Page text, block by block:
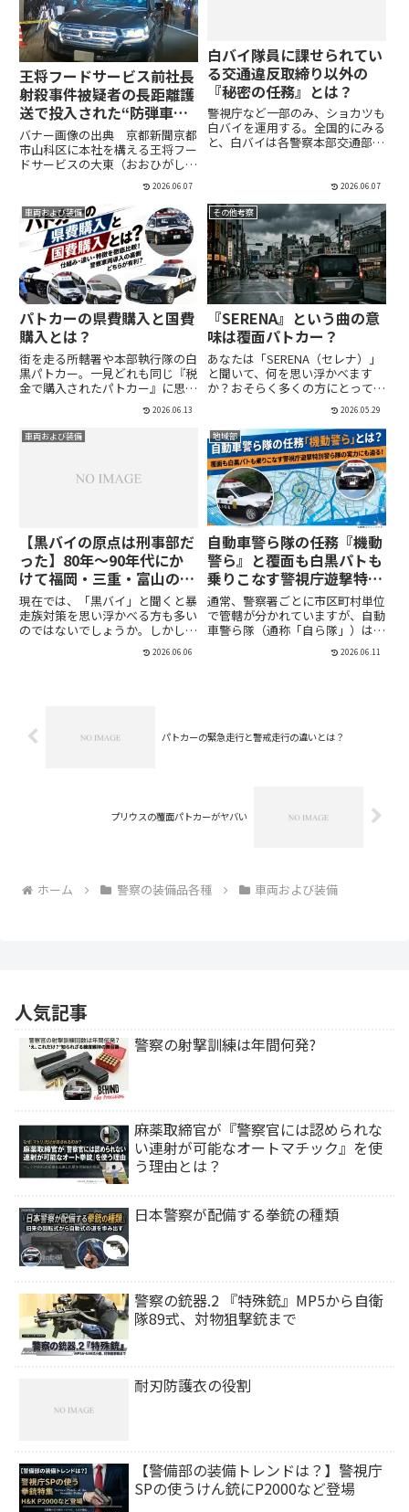
王将フードサービス前社長
射殺事件被疑者の長距離護
送で投入された“防弾車
両”こと「小型遊撃車」と
は
バナー画像の出典 京都新聞京都
市山科区に本社を構える王将フー
ドサービスの大東（おおひがし）
2013年12月19日に射殺された事
件──。その捜査に、2022年10
月28日、大きな進展がありまし
た。京都府警と福岡県...
2026.06.07
白バイ隊員に課せられてい
る交通違反取締り以外の
『秘密の任務』とは？
警視庁など一部のみ、ショカツも
白バイを運用する。全国的にみる
と、白バイは各警察本部交通部の
各所轄署交通課においても白バイ
が配備され、交通取り締まりに従
事しており、このような運用は
全...
2026.06.07
車両および装備
パトカーの県費購入と国費
購入とは？
街を走る所轄署や本部執行隊の白
黒パトカー。一見どれも同じ『税
金で購入されたパトカー』に思い
には大まかに分けて、国（警察
庁）が一括購入して各都道府県警
に配分する"国費"、それに各都道
2026.06.13
その他考察
『SERENA』という曲の意
味は覆面パトカー？
あなたは「SERENA（セレナ）」
と聞いて、何を思い浮かべます
か？おそらく多くの方にとって、
ではないでしょうか。では、この
曲のタイトルに「SERENA」とつ
けたアーティストの意図は、セレ
ナに乗って出かける幸せな...
2026.05.29
車両および装備
【黒バイの原点は刑事部だ
った】80年〜90年代にか
けて福岡・三重・富山の各
県警で先行導入された事実
が明らかに
現在では、「黒バイ」と聞くと暴
走族対策を思い浮かべる方も多い
のではないでしょうか。しかし、
と、実は交通取締りよりも、ひっ
2026.06.06
地域部
自動車警ら隊の任務『機動
警ら』と覆面も白黒パトも
乗りこなす警視庁遊撃特別
警ら隊の実力
通常、警察署ごとに市区町村単位
で管轄が分かれていますが、自動
車警ら隊（通称「自ら隊」）はそ
動警らを実施することで街頭犯罪
2026.06.11
パトカーの緊急走行と警戒走行の違いとは？
プリウスの覆面パトカーがヤバい
ホーム 警察の装備品各種 車両および装備
人気記事
警察の射撃訓練は年間何発?
麻薬取締官が『警察官には認められな
い連射が可能なオートマチック』を使
う理由とは？
日本警察が配備する拳銃の種類
警察の銃器.2 『特殊銃』MP5から自衛
隊89式、対物狙撃銃まで
耐刃防護衣の役割
【警備部の装備トレンドは？】警視庁
SPの使うけん銃にP2000など登場